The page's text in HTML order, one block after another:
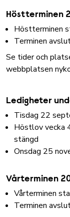
Höstterminen
Höstterminen
Terminen
Se tider och
webbplatsen
Ledigheter
Tisdag 22
Höstlov vecka
stängd
Onsdag 25
Vårterminen
Vårterminen
Terminen